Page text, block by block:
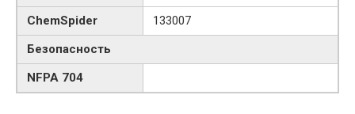
ChemSpider
133007
Безопасность
NFPA 704